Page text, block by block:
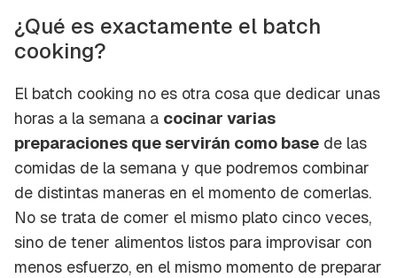
¿Qué es exactamente el batch
cooking?
El batch cooking no es otra cosa que dedicar unas
horas a la semana a cocinar varias
preparaciones que servirán como base de las
comidas de la semana y que podremos combinar
de distintas maneras en el momento de comerlas.
No se trata de comer el mismo plato cinco veces,
sino de tener alimentos listos para improvisar con
menos esfuerzo, en el mismo momento de preparar